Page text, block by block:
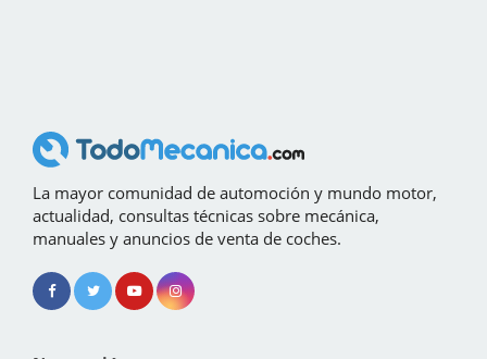
La mayor comunidad de automoción y mundo motor,
actualidad, consultas técnicas sobre mecánica,
manuales y anuncios de venta de coches.